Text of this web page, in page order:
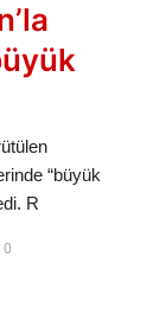
“büyük
R
0